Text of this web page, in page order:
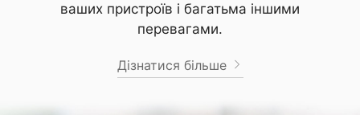
ваших пристроїв і багатьма іншими
перевагами.
Дізнатися більше